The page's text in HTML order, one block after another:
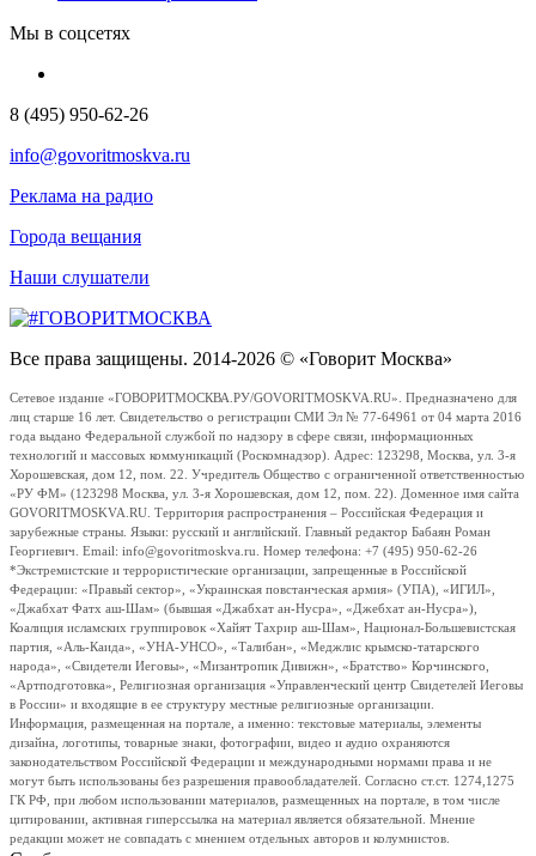
Мы в соцсетях
8 (495) 950-62-26
info@govoritmoskva.ru
Реклама на радио
Города вещания
Наши слушатели
Все права защищены. 2014-2026 © «Говорит Москва»
Сетевое издание «ГОВОРИТМОСКВА.РУ/GOVORITMOSKVA.RU». Предназначено для
лиц старше 16 лет. Свидетельство о регистрации СМИ Эл № 77-64961 от 04 марта 2016
года выдано Федеральной службой по надзору в сфере связи, информационных
технологий и массовых коммуникаций (Роскомнадзор). Адрес: 123298, Москва, ул. 3-я
Хорошевская, дом 12, пом. 22. Учредитель Общество с ограниченной ответственностью
«РУ ФМ» (123298 Москва, ул. 3-я Хорошевская, дом 12, пом. 22). Доменное имя сайта
GOVORITMOSKVA.RU. Территория распространения – Российская Федерация и
зарубежные страны. Языки: русский и английский. Главный редактор Бабаян Роман
Георгиевич. Email: info@govoritmoskva.ru. Номер телефона: +7 (495) 950-62-26
*Экстремистские и террористические организации, запрещенные в Российской
Федерации: «Правый сектор», «Украинская повстанческая армия» (УПА), «ИГИЛ»,
«Джабхат Фатх аш-Шам» (бывшая «Джабхат ан-Нусра», «Джебхат ан-Нусра»),
Коалиция исламских группировок «Хайят Тахрир аш-Шам», Национал-Большевистская
партия, «Аль-Каида», «УНА-УНСО», «Талибан», «Меджлис крымско-татарского
народа», «Свидетели Иеговы», «Мизантропик Дивижн», «Братство» Корчинского,
«Артподготовка», Религиозная организация «Управленческий центр Свидетелей Иеговы
в России» и входящие в ее структуру местные религиозные организации.
Информация, размещенная на портале, а именно: текстовые материалы, элементы
дизайна, логотипы, товарные знаки, фотографии, видео и аудио охраняются
законодательством Российской Федерации и международными нормами права и не
могут быть использованы без разрешения правообладателей. Согласно ст.ст. 1274,1275
ГК РФ, при любом использовании материалов, размещенных на портале, в том числе
цитировании, активная гиперссылка на материал является обязательной. Мнение
редакции может не совпадать с мнением отдельных авторов и колумнистов.